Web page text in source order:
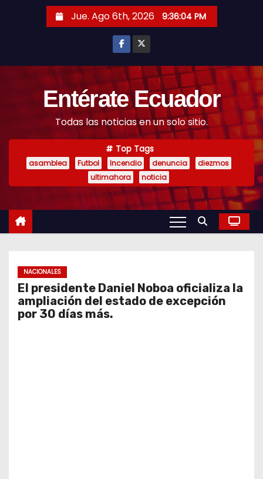
Jue. Ago 6th, 2026 9:36:05 PM
Entérate Ecuador
Todas las noticias en un solo sitio.
Top Tags
asamblea Futbol Incendio denuncia
diezmos
ultimahora
noticia
NACIONALES
El presidente Daniel Noboa oficializa la
ampliación del estado de excepción
por 30 días más.